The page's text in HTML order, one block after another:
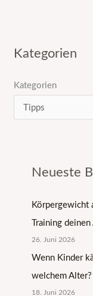
Kategorien
Kategorien
Neueste
Körpergewicht
Training
26. Juni 2026
Wenn Kinder
welchem Alter?
18. Juni 2026